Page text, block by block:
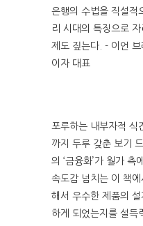
은행의 수법을 직설적
리 시대의 특징으로
제도 짚는다. - 이언
이자 대표
포루하는 내부자적 식
까지 두루 갖춘 보기
의 ‘금융화’가 월가 측
속도감 넘치는 이 책에
해서 우수한 제품의
하게 되었는지를 설득